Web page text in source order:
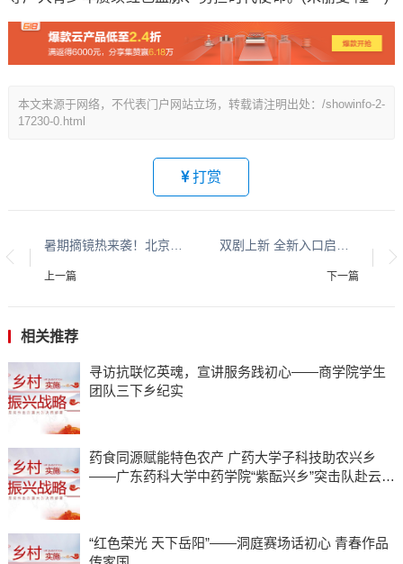
本文来源于网络，不代表门户网站立场，转载请注明出处：/showinfo-2-
17230-0.html
打赏
上一篇 下一篇
相关推荐
寻访抗联忆英魂，宣讲服务践初心——商学院学生
团队三下乡纪实
药食同源赋能特色农产 广药大学子科技助农兴乡
——广东药科大学中药学院“紫酝兴乡”突击队赴云浮
“红色荣光 天下岳阳”——洞庭赛场话初心 青春作品